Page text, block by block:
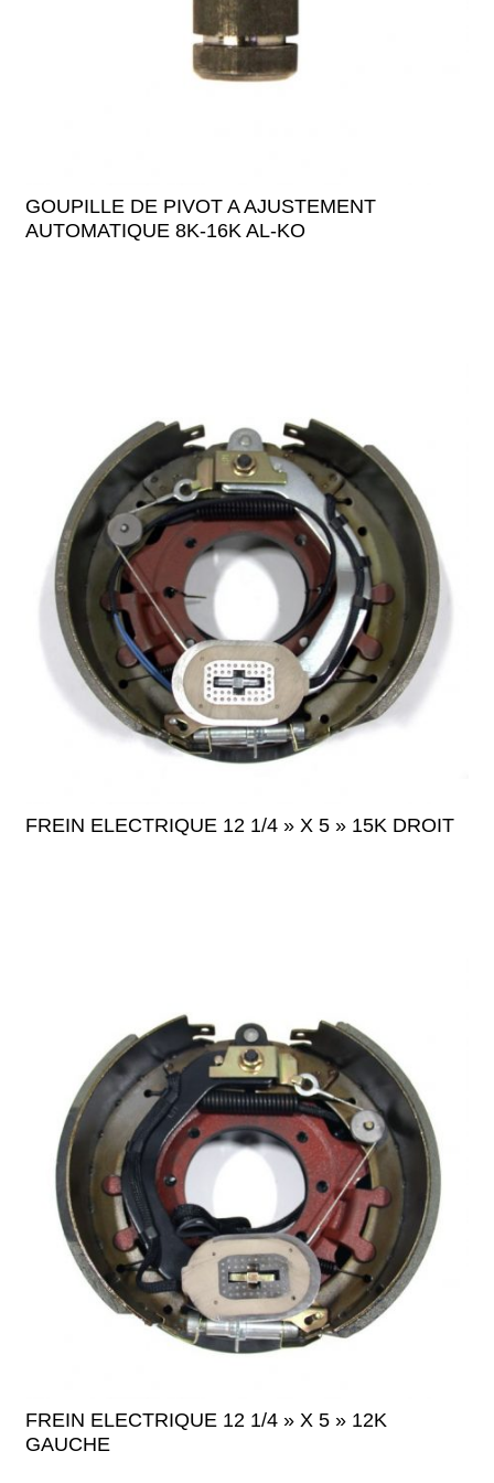
GOUPILLE DE PIVOT A AJUSTEMENT
AUTOMATIQUE 8K-16K AL-KO
FREIN ELECTRIQUE 12 1/4 » X 5 » 15K DROIT
FREIN ELECTRIQUE 12 1/4 » X 5 » 12K
GAUCHE